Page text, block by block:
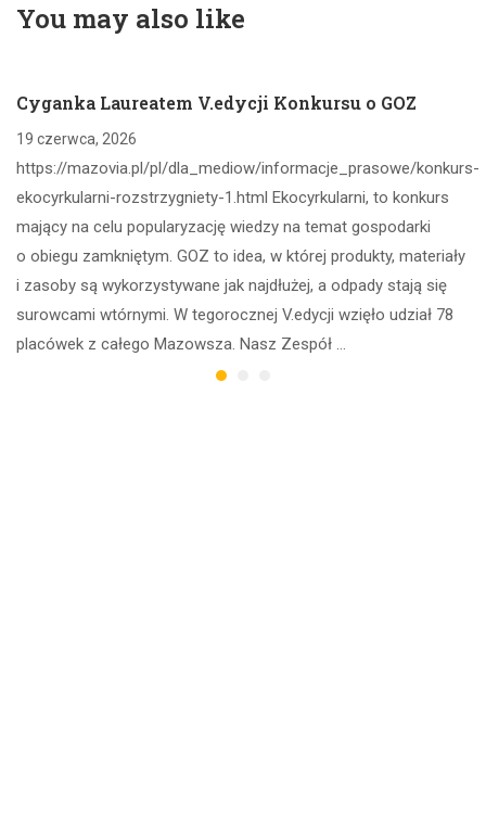
You may also like
Cyganka Laureatem V.edycji Konkursu o GOZ
19 czerwca, 2026
https://mazovia.pl/pl/dla_mediow/informacje_prasowe/konkurs-
ekocyrkularni-rozstrzygniety-1.html Ekocyrkularni, to konkurs
mający na celu popularyzację wiedzy na temat gospodarki
o obiegu zamkniętym. GOZ to idea, w której produkty, materiały
i zasoby są wykorzystywane jak najdłużej, a odpady stają się
surowcami wtórnymi. W tegorocznej V.edycji wzięło udział 78
placówek z całego Mazowsza. Nasz Zespół …